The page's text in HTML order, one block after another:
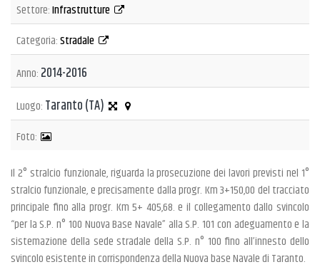
Settore:Infrastrutture
Categoria:Stradale
Anno: 2014-2016
Luogo: Taranto (TA)
Foto:
Il 2° stralcio funzionale, riguarda la prosecuzione dei lavori previsti nel 1°
stralcio funzionale, e precisamente dalla progr. Km 3+150,00 del tracciato
principale fino alla progr. Km 5+ 405,68. e il collegamento dallo svincolo
“per la S.P. n° 100 Nuova Base Navale” alla S.P. 101 con adeguamento e la
sistemazione della sede stradale della S.P. n° 100 fino all’innesto dello
svincolo esistente in corrispondenza della Nuova base Navale di Taranto.